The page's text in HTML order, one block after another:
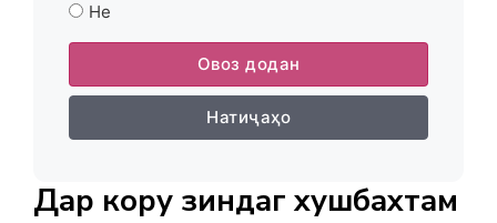
Не
Овоз додан
Натиҷаҳо
Дар кору зиндагӣ хушбахтам